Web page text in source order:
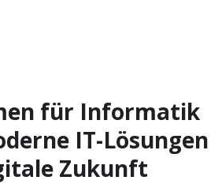
für Informatik
IT-Lösungen
Zukunft